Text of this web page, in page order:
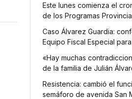
Este lunes comienza el
de los Programas
Caso Álvarez Guardia:
Equipo Fiscal Especial
«Hay muchas
de la familia de Julián
Resistencia: cambió el
semáforo de avenida San